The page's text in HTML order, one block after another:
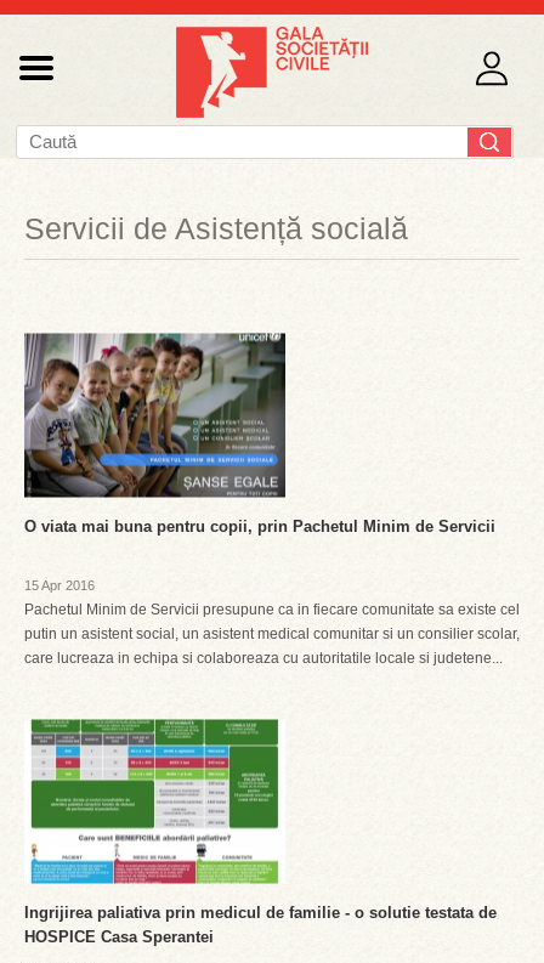
Servicii de Asistență socială
O viata mai buna pentru copii, prin Pachetul Minim de Servicii
15 Apr 2016
Pachetul Minim de Servicii presupune ca in fiecare comunitate sa existe cel
putin un asistent social, un asistent medical comunitar si un consilier scolar,
care lucreaza in echipa si colaboreaza cu autoritatile locale si judetene...
Ingrijirea paliativa prin medicul de familie - o solutie testata de
HOSPICE Casa Sperantei